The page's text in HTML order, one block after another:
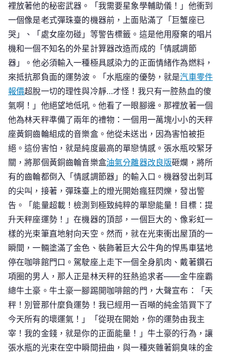
裡放著他的秘密武器。「我需要星象學輔助儀！」他衝到
一個像是老式彈珠臺的機器前，上面貼滿了「巨蟹座已
哭」、「處女座勿碰」等警告標籤。這是他用廢棄的唱片
機和一個不知名的外星計算器改造而成的「情感調節
器」。他必須輸入一種極具感染力的正面情緒作為燃料，
來抵抗那負面的運勢波。「水瓶座的優勢，就是汽車零件
報價超脫一切的理性與冷靜…才怪！我只有一腔熱血的傻
氣啊！」他絕望地低吼。他看了一眼腳邊。那裡放著一個
他為林天秤準備了兩年的禮物：一個用一萬塊小小的天秤
座黃銅齒輪組成的音樂盒。他從未送出，因為害怕被拒
絕。這份害怕，就是純度最高的單戀情感。張水瓶咬緊牙
關，將那個黃銅齒輪音樂盒油氣分離器改良版砸爛，將所
有的齒輪都倒入「情感調節器」的輸入口。機器發出刺耳
的尖叫，接著，彈珠臺上的燈光開始瘋狂閃爍，發出警
告。「能量超載！檢測到極致純粹的單戀能量！目標：提
升天秤座運勢！」在機器的頂部，一個巨大的、像彩虹一
樣的光束筆直地射向天空。然而，就在光束衝出屋頂的一
瞬間，一輛塗滿了金色、裝飾著巨大公牛角的悍馬車猛地
停在咖啡館門口。駕駛座上走下一個全身肌肉、戴著鑽石
項圈的男人，那人正是林天秤的狂熱追求者——金牛座霸
總牛土豪。牛土豪一腳踢開咖啡館的門，大聲宣布：「天
秤！別管那什麼負運勢！我已經用一百噸的純金箔買下了
今天所有的壞運氣！」「從現在開始，你的運勢由我主
宰！我的金錢，就是你的正面能量！」牛土豪的行為，讓
張水瓶的光束在空中瞬間扭曲，與一種夾雜著銅臭味的金